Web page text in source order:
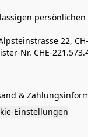
22,
Nr. CHE-
&
Einstellungen